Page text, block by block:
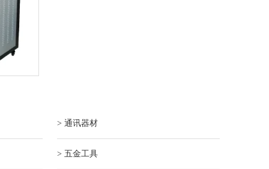
> 通讯器材
> 五金工具